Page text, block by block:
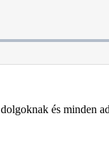
és minden